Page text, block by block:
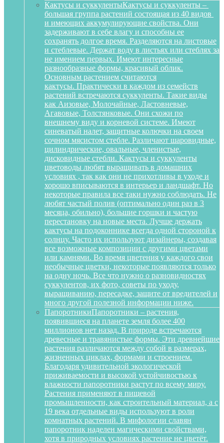
Кактусы и суккулентыКактусы и суккуленты –
большая группа растений состоящая из 40 видов
и имеющих аккумулирующие свойства. Они
задерживают в себе влагу и способны ее
сохранять долгое время. Разделяются на листовые
и стеблевые. Держат воду в листьях или стеблях за
не имением первых. Имеют интересные
разнообразные формы, красивый облик.
Основным растением считаются
кактусы. Практически в каждом из семейств
растений встречаются суккуленты. Такие виды
как Аизовые, Молочайные, Ластовневые,
Агавовые, Толстянковые. Они схожи по
внешнему виду и корневой системе. Имеют
синеватый налет, защитные колючки на своем
сочном мясистом стебле. Различают шаровидные,
цилиндрические, овальные, членистые,
дисковидные стебли. Кактусы и суккуленты
цветоводы любят выращивать в домашних
условиях , так как они не прихотливы в уходе и
хорошо вписываются в интерьер и ландшафт. Но
некоторые правила все таки нужно соблюдать. Не
любят частый полив (оптимально один раз в 3
месяца, обильно), большие горшки и частую
перестановку на новые места. Лучше держать
кактусы на подоконнике всегда одной стороной к
солнцу. Часто их используют дизайнеры, создавая
все возможные композиции с другими цветами
или камнями. Во время цветения у каждого свои
необычные цветки, некоторые появляются только
на одну ночь. Все что нужно о разновидностях
суккулентов, их фото, советы по уходу,
выращиванию, пересадке, защите от вредителей и
много другой полезной информации ниже.
ПапоротникиПапоротники – растения,
появившиеся на планете земля более 400
миллионов нет назад. В природе встречаются
древесные и травянистые формы. Эти древнейшие
растения различаются между собой в размерах,
жизненных циклах, формами и строением.
Благодаря удивительной экологической
приживаемости и высокой устойчивостью к
влажности папоротники растут по всему миру.
Растения применяют в пищевой
промышленности, как строительный материал, а с
19 века отдельные виды используют в роли
комнатных растений. В мифологии славян
папоротник наделен магическими свойствами,
хотя в природных условиях растение не цветёт.